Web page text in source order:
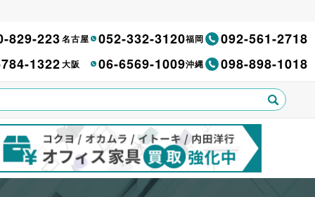
829-223名古屋 052-332-3120福岡
092-561-2718
1322大阪 06-6569-1009沖縄 098-898-1018